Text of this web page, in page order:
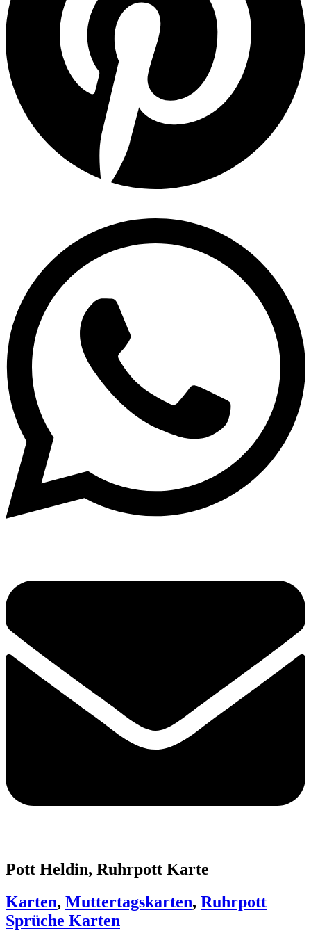
Pott Heldin, Ruhrpott Karte
Karten, Muttertagskarten, Ruhrpott
Sprüche Karten